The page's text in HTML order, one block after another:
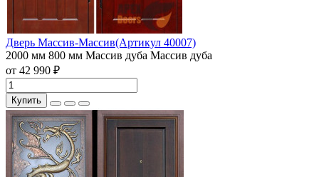
Дверь Массив-Массив(Артикул 40007)
2000 мм 800 мм Массив дуба Массив дуба
от 42 990 ₽
Купить